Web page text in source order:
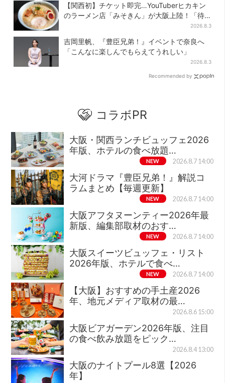
【関西初】チケット即完…YouTuberヒカキン
のラーメン店「みそきん」が大阪上陸！「待
2026.8.3
吉岡里帆、『豊臣兄弟！』イベントで奈良へ
「こんなに楽しんでもらえてうれしい」
2026.8.3
Recommended by
コラボPR
大阪・関西ランチビュッフェ2026
年版、ホテルの食べ放題…
NEW 2026.8.7 14:00
大河ドラマ『豊臣兄弟！』解説コ
ラムまとめ【毎週更新】
NEW 2026.8.7 14:00
大阪アフタヌーンティー2026年最
新版、編集部取材のおす…
NEW 2026.8.7 14:00
大阪スイーツビュッフェ・リスト
2026年版、ホテルで食べ…
NEW 2026.8.7 14:00
【大阪】おすすめの手土産2026
年、地元メディア取材の最…
2026.8.6 15:00
大阪ビアガーデン2026年版、注目
の食べ飲み放題をピック…
2026.8.4 13:00
大阪のナイトプール8選【2026
年】